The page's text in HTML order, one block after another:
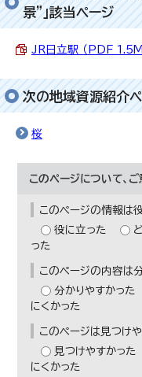
景”」該当ページ
JR日立駅 （PDF
次の地域資源紹介
桜
このページについて、
このページの情報は
役に立った
った
このページの内容は
分かりやすかった
にくかった
このページは見つけや
見つけやすかった
にくかった